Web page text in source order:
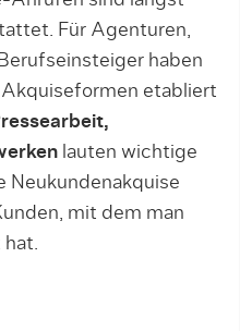
Für Agenturen,
haben
etabliert
lauten wichtige
Neukundenakquise
mit dem man